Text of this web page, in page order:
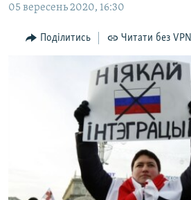
Перейти
пошуку
ПОГЛЯД
ІНТЕРВ'Ю
ДЕПОРТАЦІЯ
ВІДЕОУРОКИ «ELIFBE»
СВІДЧЕННЯ ОКУПАЦІЇ
УКРАЇНСЬКА ПРОБЛЕМА КРИМУ
ЯК ОБІЙТИ БЛОКУВАННЯ
05 вересень 2020, 16:30
Поділитись Читати без VPN